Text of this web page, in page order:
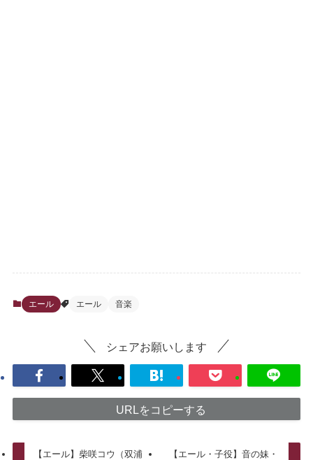
エール エール 音楽
シェアお願いします
URLをコピーする
【エール】柴咲コウ（双浦 【エール・子役】音の妹・